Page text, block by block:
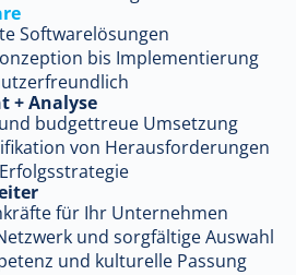
Softwarelösungen
bis Implementierung
+ Analyse
budgettreue Umsetzung
von Herausforderungen
für Ihr Unternehmen
und sorgfältige Auswahl
und kulturelle Passung